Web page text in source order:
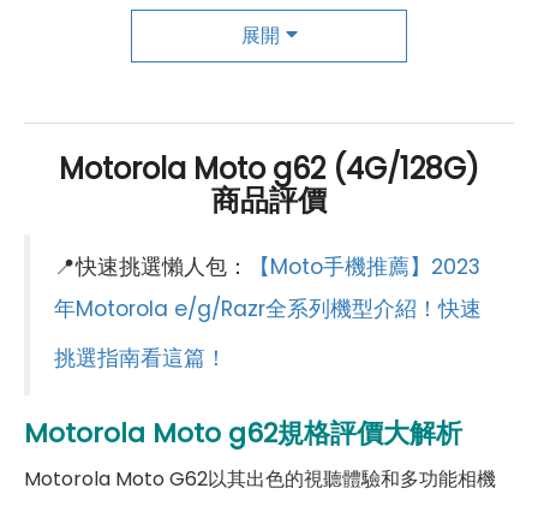
手機哪裡買價格最便宜划算有保障?
戰手機市場最低價，保證原廠公司貨，還送千元尊榮卡及
續約/攜碼再享高額折扣！此外在台灣有超過
百間門市
，一間購買連鎖服務，一次購買終生服務，售後
標準鏡頭
錄影功能
1080p（30fps）
自動對焦
有
第二主相機畫素
景深鏡頭
第二主相機光圈
f2.2
展開
Motorola Moto g62 (4G/128G)
商品評價
📍快速挑選懶人包：
【Moto手機推薦】2023
年Motorola e/g/Razr全系列機型介紹！快速
挑選指南看這篇！
Motorola Moto g62規格評價大解析
Motorola Moto G62以其出色的視聽體驗和多功能相機